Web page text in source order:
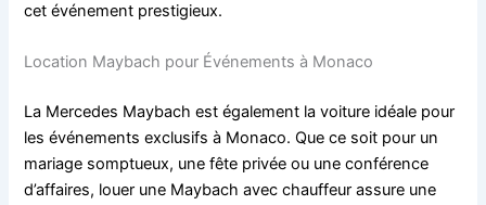
cet événement prestigieux.
Location Maybach pour Événements à Monaco
La Mercedes Maybach est également la voiture idéale pour
les événements exclusifs à Monaco. Que ce soit pour un
mariage somptueux, une fête privée ou une conférence
d’affaires, louer une Maybach avec chauffeur assure une